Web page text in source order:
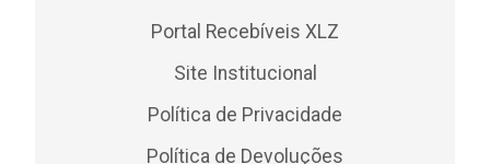
Portal Recebíveis XLZ
Site Institucional
Política de Privacidade
Política de Devoluções